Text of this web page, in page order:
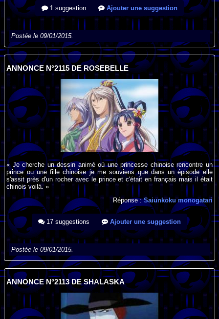
1 suggestion Ajouter une suggestion
Postée le 09/01/2015.
ANNONCE N°2115 DE ROSEBELLE
« Je cherche un dessin animé où une princesse chinoise rencontre un
prince ou une fille chinoise je me souviens que dans un épisode elle
s'assit près d'un rocher avec le prince et c'était en français mais il était
chinois voilà. »
Réponse :Saiunkoku monogatari
17 suggestions Ajouter une suggestion
Postée le 09/01/2015.
ANNONCE N°2113 DE SHALASKA